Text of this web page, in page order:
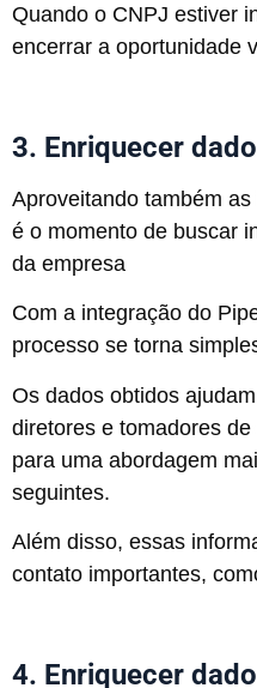
Quando o CNPJ estiver
encerrar a oportunidade
3. Enriquecer
Aproveitando também
é o momento de buscar
da empresa
Com a integração do
processo se torna
Os dados obtidos
diretores e tomadores
para uma abordagem
seguintes.
Além disso, essas
contato importantes,
4. Enriquecer